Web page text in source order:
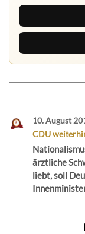
10. August
CDU
ärztliche
liebt, soll